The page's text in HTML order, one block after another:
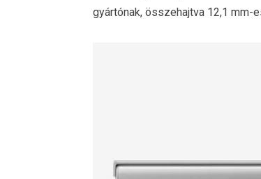
gyártónak, összehajtva 12,1 mm-